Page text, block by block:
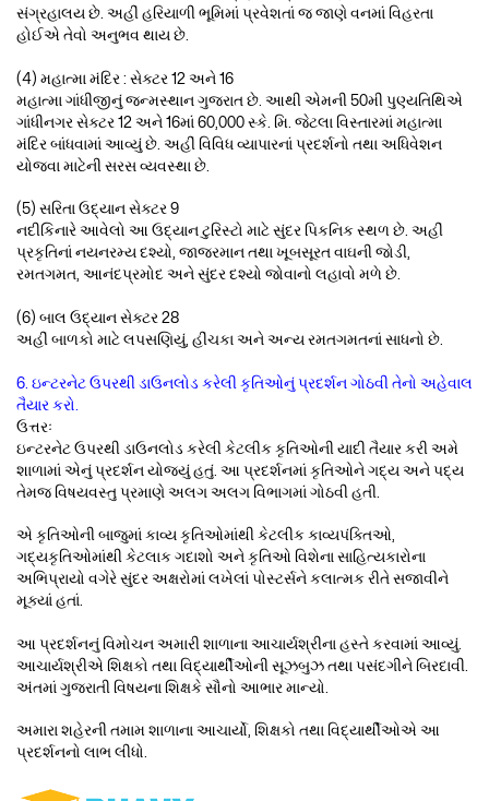
સંગ્રહાલય છે. અહીં હરિયાળી ભૂમિમાં પ્રવેશતાં જ જાણે વનમાં વિહરતા
હોઈએ તેવો અનુભવ થાય છે.
(4) મહાત્મા મંદિર : સેક્ટર 12 અને 16
મહાત્મા ગાંધીજીનું જન્મસ્થાન ગુજરાત છે. આથી એમની 50મી પુણ્યતિથિએ
ગાંધીનગર સેક્ટર 12 અને 16માં 60,000 સ્કે. મિ. જેટલા વિસ્તારમાં મહાત્મા
મંદિર બાંધવામાં આવ્યું છે. અહીં વિવિધ વ્યાપારનાં પ્રદર્શનો તથા અધિવેશન
યોજવા માટેની સરસ વ્યવસ્થા છે.
(5) સરિતા ઉદ્યાન સેક્ટર 9
નદીકિનારે આવેલો આ ઉદ્યાન ટુરિસ્ટો માટે સુંદર પિકનિક સ્થળ છે. અહીં
પ્રકૃતિનાં નયનરમ્ય દશ્યો, જાજરમાન તથા ખૂબસૂરત વાઘની જોડી,
રમતગમત, આનંદપ્રમોદ અને સુંદર દશ્યો જોવાનો લહાવો મળે છે.
(6) બાલ ઉદ્યાન સેક્ટર 28
અહીં બાળકો માટે લપસણિયું, હીંચકા અને અન્ય રમતગમતનાં સાધનો છે.
6. ઇન્ટરનેટ ઉપરથી ડાઉનલોડ કરેલી કૃતિઓનું પ્રદર્શન ગોઠવી તેનો અહેવાલ
તૈયાર કરો.
ઉત્તરઃ
ઇન્ટરનેટ ઉપરથી ડાઉનલોડ કરેલી કેટલીક કૃતિઓની યાદી તૈયાર કરી અમે
શાળામાં એનું પ્રદર્શન યોજ્યું હતું. આ પ્રદર્શનમાં કૃતિઓને ગદ્ય અને પદ્ય
તેમજ વિષયવસ્તુ પ્રમાણે અલગ અલગ વિભાગમાં ગોઠવી હતી.
એ કૃતિઓની બાજુમાં કાવ્ય કૃતિઓમાંથી કેટલીક કાવ્યપંક્તિઓ,
ગદ્યકૃતિઓમાંથી કેટલાક ગદાશો અને કૃતિઓ વિશેના સાહિત્યકારોના
અભિપ્રાયો વગેરે સુંદર અક્ષરોમાં લખેલાં પોસ્ટર્સને કલાત્મક રીતે સજાવીને
મૂક્યાં હતાં.
આ પ્રદર્શનનું વિમોચન અમારી શાળાના આચાર્યશ્રીના હસ્તે કરવામાં આવ્યું.
આચાર્યશ્રીએ શિક્ષકો તથા વિદ્યાર્થીઓની સૂઝબુઝ તથા પસંદગીને બિરદાવી.
અંતમાં ગુજરાતી વિષયના શિક્ષકે સૌનો આભાર માન્યો.
અમારા શહેરની તમામ શાળાના આચાર્યો, શિક્ષકો તથા વિદ્યાર્થીઓએ આ
પ્રદર્શનનો લાભ લીધો.